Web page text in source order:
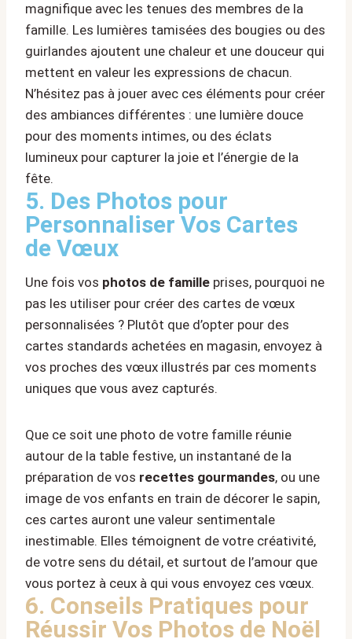
magnifique avec les tenues des membres de la
famille. Les lumières tamisées des bougies ou des
guirlandes ajoutent une chaleur et une douceur qui
mettent en valeur les expressions de chacun.
N’hésitez pas à jouer avec ces éléments pour créer
des ambiances différentes : une lumière douce
pour des moments intimes, ou des éclats
lumineux pour capturer la joie et l’énergie de la
fête.
5. Des Photos pour
Personnaliser Vos Cartes
de Vœux
Une fois vos photos de famille prises, pourquoi ne
pas les utiliser pour créer des cartes de vœux
personnalisées ? Plutôt que d’opter pour des
cartes standards achetées en magasin, envoyez à
vos proches des vœux illustrés par ces moments
uniques que vous avez capturés.
Que ce soit une photo de votre famille réunie
autour de la table festive, un instantané de la
préparation de vos recettes gourmandes, ou une
image de vos enfants en train de décorer le sapin,
ces cartes auront une valeur sentimentale
inestimable. Elles témoignent de votre créativité,
de votre sens du détail, et surtout de l’amour que
vous portez à ceux à qui vous envoyez ces vœux.
6. Conseils Pratiques pour
Réussir Vos Photos de Noël